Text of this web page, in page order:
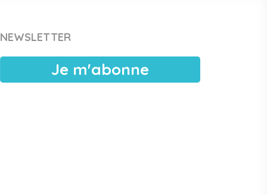
NEWSLETTER
Je m'abonne